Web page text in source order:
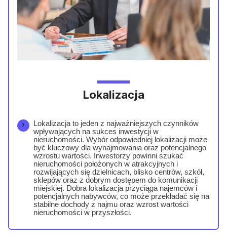
Lokalizacja
Lokalizacja to jeden z najważniejszych czynników
wpływających na sukces inwestycji w
nieruchomości. Wybór odpowiedniej lokalizacji może
być kluczowy dla wynajmowania oraz potencjalnego
wzrostu wartości. Inwestorzy powinni szukać
nieruchomości położonych w atrakcyjnych i
rozwijających się dzielnicach, blisko centrów, szkół,
sklepów oraz z dobrym dostępem do komunikacji
miejskiej. Dobra lokalizacja przyciąga najemców i
potencjalnych nabywców, co może przekładać się na
stabilne dochody z najmu oraz wzrost wartości
nieruchomości w przyszłości.